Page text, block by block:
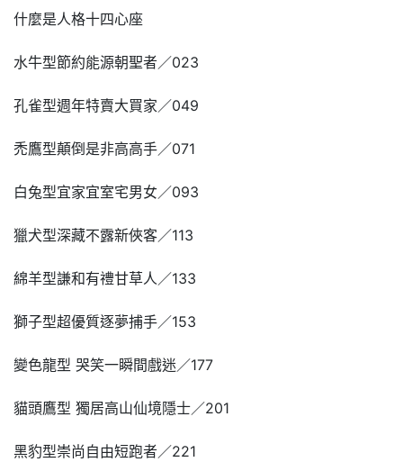
什麼是人格十四心座
水牛型節約能源朝聖者／023
孔雀型週年特賣大買家／049
禿鷹型顛倒是非高高手／071
白兔型宜家宜室宅男女／093
獵犬型深藏不露新俠客／113
綿羊型謙和有禮甘草人／133
獅子型超優質逐夢捕手／153
變色龍型 哭笑一瞬間戲迷／177
貓頭鷹型 獨居高山仙境隱士／201
黑豹型崇尚自由短跑者／221